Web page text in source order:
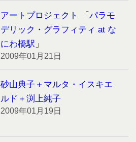
アートプロジェクト 「パラモ
デリック・グラフィティ at な
にわ橋駅」
2009年01月21日
砂山典子＋マルタ・イスキエ
ルド＋渕上純子
2009年01月19日